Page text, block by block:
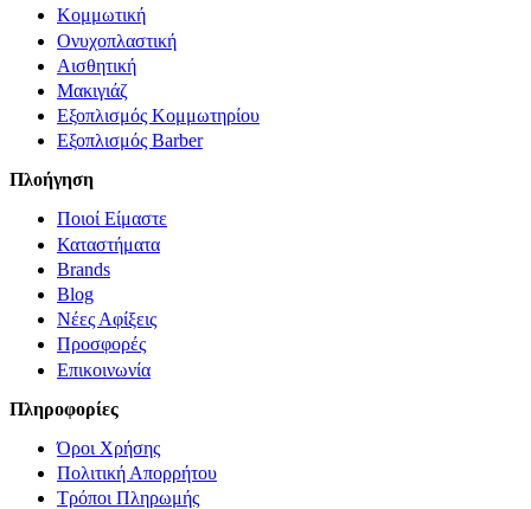
Κομμωτική
Ονυχοπλαστική
Αισθητική
Μακιγιάζ
Εξοπλισμός Κομμωτηρίου
Εξοπλισμός Barber
Πλοήγηση
Ποιοί Είμαστε
Καταστήματα
Brands
Blog
Νέες Αφίξεις
Προσφορές
Επικοινωνία
Πληροφορίες
Όροι Χρήσης
Πολιτική Απορρήτου
Τρόποι Πληρωμής